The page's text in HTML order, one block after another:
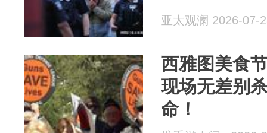
亚太观澜 2026-07-
西雅图美食
现场无差别
命！